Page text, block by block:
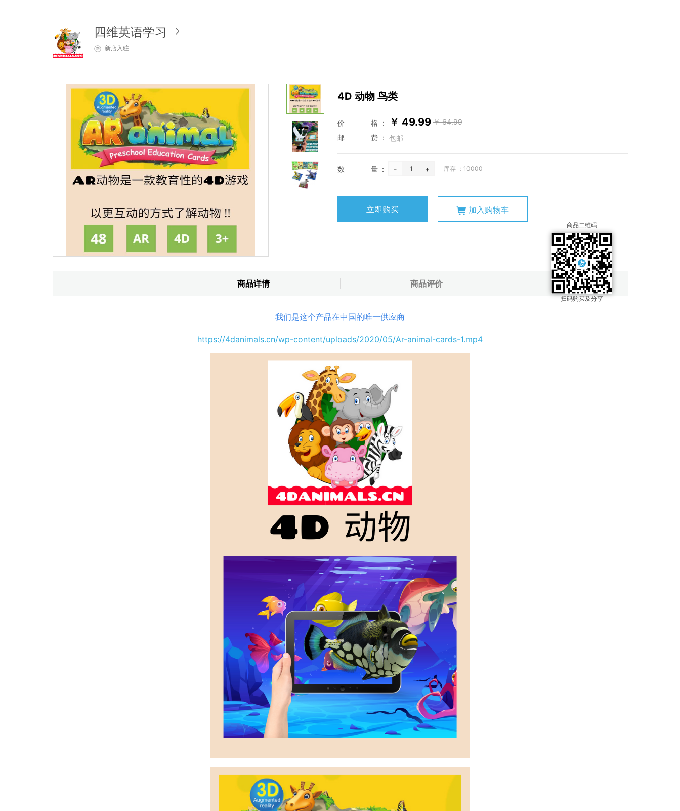
四维英语学习
新店入驻
商品二维码
扫码购买及分享
4D 动物 鸟类
价格 ： ￥ 49.99 ￥ 64.99
邮费
： 包邮
数量 ： - 1 + 库存 ： 10000
立即购买 加入购物车
商品详情 商品评价 浏览: 903
我们是这个产品在中国的唯一供应商
https://4danimals.cn/wp-content/uploads/2020/05/Ar-animal-cards-1.mp4